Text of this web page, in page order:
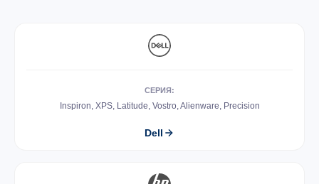
СЕРИЯ:
Inspiron, XPS, Latitude, Vostro, Alienware, Precision
Dell